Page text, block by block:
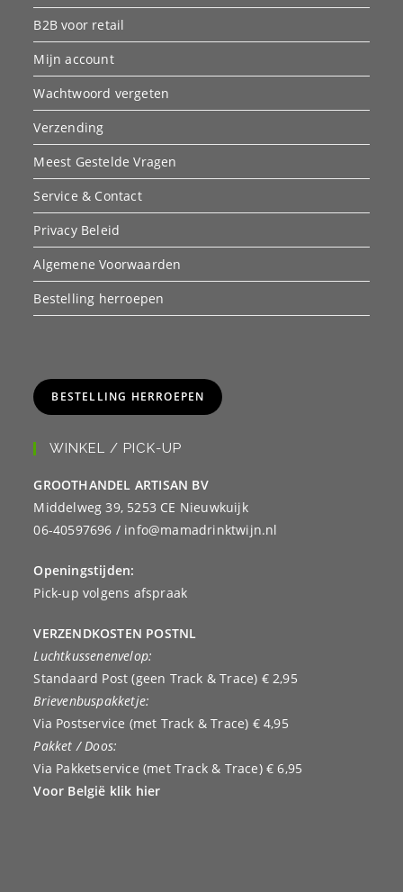
B2B voor retail
Mijn account
Wachtwoord vergeten
Verzending
Meest Gestelde Vragen
Service & Contact
Privacy Beleid
Algemene Voorwaarden
Bestelling herroepen
BESTELLING HERROEPEN
WINKEL / PICK-UP
GROOTHANDEL ARTISAN BV
Middelweg 39, 5253 CE Nieuwkuijk
06-40597696 / info@mamadrinktwijn.nl
Openingstijden:
Pick-up volgens afspraak
VERZENDKOSTEN POSTNL
Luchtkussenenvelop:
Standaard Post (geen Track & Trace) € 2,95
Brievenbuspakketje:
Via Postservice (met Track & Trace) € 4,95
Pakket / Doos:
Via Pakketservice (met Track & Trace) € 6,95
Voor België klik hier